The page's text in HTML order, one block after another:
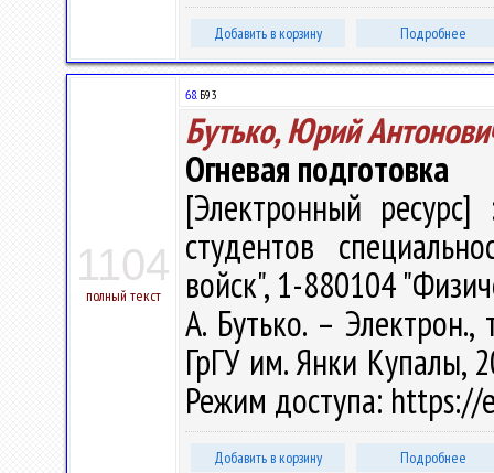
Добавить в корзину Подробнее
1104
полный текст
68.Б93
Бутько, Юрий
Огневая подготовка
[Электронный ресурс]
студентов
войск", 1-880104
А. Бутько. –
ГрГУ им. Янки Купалы,
Режим доступа:
Добавить в корзину Подробнее